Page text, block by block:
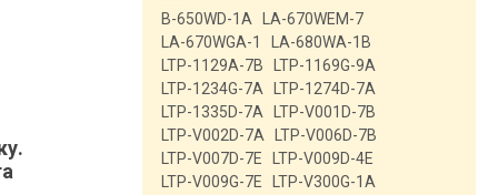
B-650WD-1A
LA-670WEM-7
LA-670WGA-1
LA-680WA-1B
LTP-1129A-7B
LTP-1169G-9A
LTP-1234G-7A
LTP-1274D-7A
LTP-1335D-7A
LTP-V001D-7B
LTP-V002D-7A
LTP-V006D-7B
LTP-V007D-7E
LTP-V009D-4E
LTP-V009G-7E
LTP-V300G-1A